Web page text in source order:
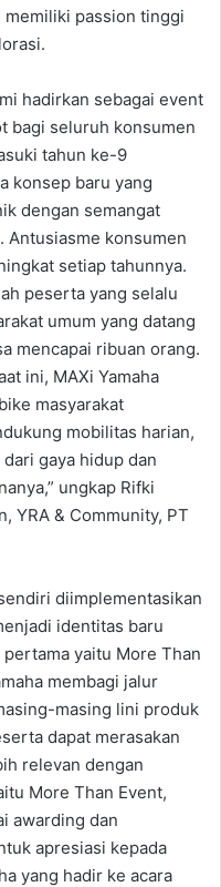
memiliki passion tinggi
hadirkan sebagai event
bagi seluruh konsumen
tahun ke-9
konsep baru yang
dengan semangat
Antusiasme konsumen
setiap tahunnya.
peserta yang selalu
umum yang datang
mencapai ribuan orang.
ini, MAXi Yamaha
masyarakat
mobilitas harian,
gaya hidup dan
ungkap Rifki
YRA & Community, PT
diimplementasikan
identitas baru
pertama yaitu More Than
membagi jalur
masing lini produk
dapat merasakan
relevan dengan
More Than Event,
awarding dan
apresiasi kepada
yang hadir ke acara